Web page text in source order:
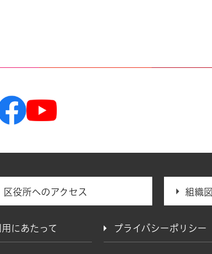
区役所へのアクセス 組織図
用にあたって プライバシーポリシー